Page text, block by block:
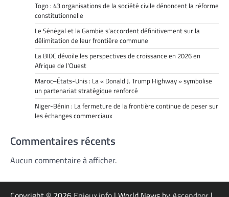
Togo : 43 organisations de la société civile dénoncent la réforme
constitutionnelle
Le Sénégal et la Gambie s’accordent définitivement sur la
délimitation de leur frontière commune
La BIDC dévoile les perspectives de croissance en 2026 en
Afrique de l’Ouest
Maroc–États-Unis : La « Donald J. Trump Highway » symbolise
un partenariat stratégique renforcé
Niger-Bénin : La fermeture de la frontière continue de peser sur
les échanges commerciaux
Commentaires récents
Aucun commentaire à afficher.